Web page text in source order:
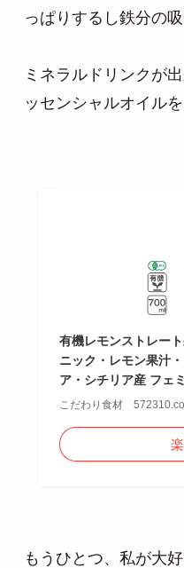
っぱりするし鉄分の
ミネラルドリンクが
ッセンシャルオイル
有機レモンストレー
ニック・レモン果汁
ア・シチリア産 フェ
こだわり食材
もうひとつ、私が大